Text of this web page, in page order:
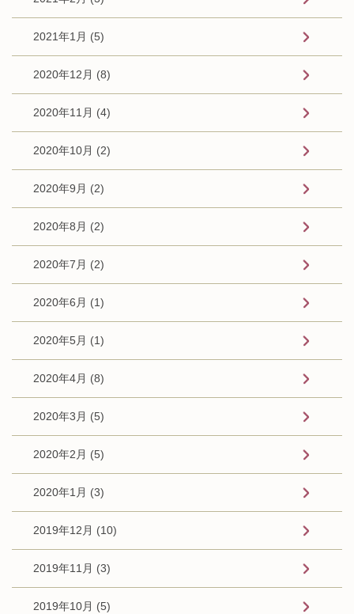
2021年1月 (5)
2020年12月 (8)
2020年11月 (4)
2020年10月 (2)
2020年9月 (2)
2020年8月 (2)
2020年7月 (2)
2020年6月 (1)
2020年5月 (1)
2020年4月 (8)
2020年3月 (5)
2020年2月 (5)
2020年1月 (3)
2019年12月 (10)
2019年11月 (3)
2019年10月 (5)